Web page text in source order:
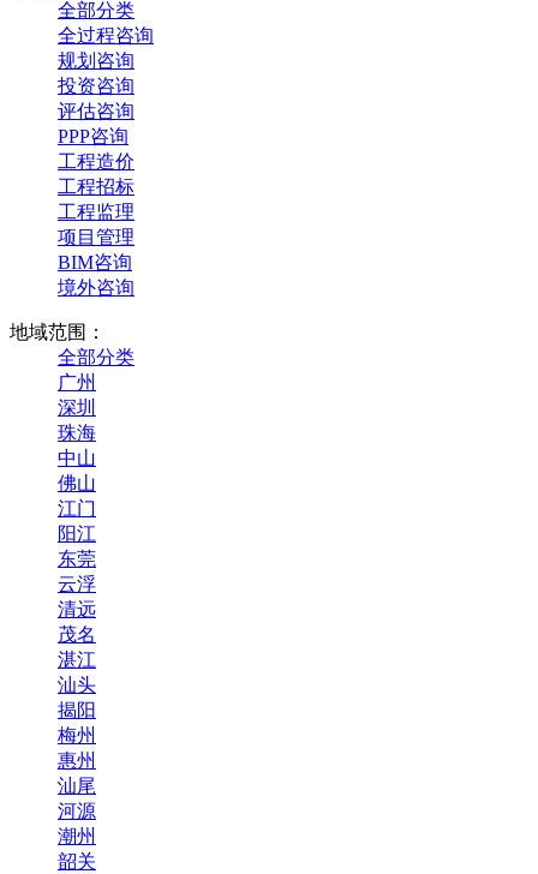
全部分类
全过程咨询
规划咨询
投资咨询
评估咨询
PPP咨询
工程造价
工程招标
工程监理
项目管理
BIM咨询
境外咨询
地域范围：
全部分类
广州
深圳
珠海
中山
佛山
江门
阳江
东莞
云浮
清远
茂名
湛江
汕头
揭阳
梅州
惠州
汕尾
河源
潮州
韶关